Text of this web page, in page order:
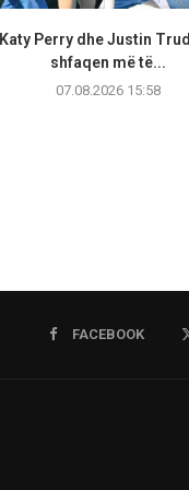
Katy Perry dhe Justin
shfaqen më të...
07.08.2026 15:58
FACEBOOK